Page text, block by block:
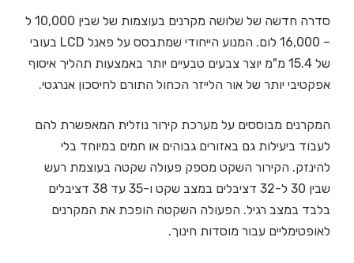
סדרה חדשה של שלושה מקרנים בעוצמות של שבין 10,000 ל
– 16,000 לום. המנוע הייחודי שמתבסס על פאנל LCD בעובי
של 15.4 מ"מ יוצר צבעים טבעיים יותר באמצעות תהליך איסוף
אפקטיבי יותר של אור הלייזר הכחול התורם לחיסכון אנרגטי.
המקרנים מבוססים על מערכת קירור נוזלית המאפשרת להם
לעבוד ביעילות גם באזורים גבוהים או חמים במיוחד בלי
להינזק. הקירור השקט מספק פעולה שקטה בעוצמת רעש
שבין 30 ל-32 דציבלים במצב שקט ו-35 עד 38 דציבלים
בלבד במצב רגיל. הפעולה השקטה הופכת את המקרנים
לאופטימליים עבור מוסדות חינוך.